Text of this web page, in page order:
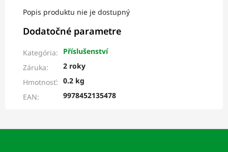
Popis produktu nie je dostupný
Dodatočné parametre
Kategória:
Příslušenství
Záruka:
2 roky
Hmotnosť: 0.2 kg
EAN: 9978452135478
Z